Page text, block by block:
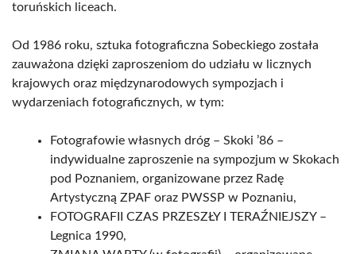
toruńskich liceach.
Od 1986 roku, sztuka fotograficzna Sobeckiego została
zauważona dzięki zaproszeniom do udziału w licznych
krajowych oraz międzynarodowych sympozjach i
wydarzeniach fotograficznych, w tym:
Fotografowie własnych dróg – Skoki ’86 –
indywidualne zaproszenie na sympozjum w Skokach
pod Poznaniem, organizowane przez Radę
Artystyczną ZPAF oraz PWSSP w Poznaniu,
FOTOGRAFII CZAS PRZESZŁY I TERAŹNIEJSZY –
Legnica 1990,